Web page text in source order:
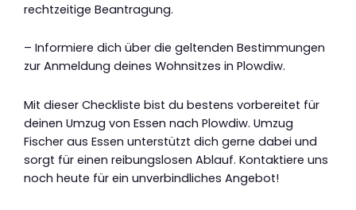
rechtzeitige Beantragung.
– Informiere dich über die geltenden Bestimmungen
zur Anmeldung deines Wohnsitzes in Plowdiw.
Mit dieser Checkliste bist du bestens vorbereitet für
deinen Umzug von Essen nach Plowdiw. Umzug
Fischer aus Essen unterstützt dich gerne dabei und
sorgt für einen reibungslosen Ablauf. Kontaktiere uns
noch heute für ein unverbindliches Angebot!